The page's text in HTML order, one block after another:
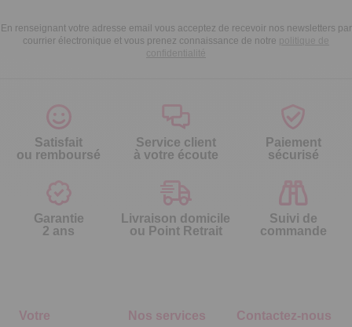
En renseignant votre adresse email vous acceptez de recevoir nos newsletters par
courrier électronique et vous prenez connaissance de notre politique de
confidentialité
Satisfait
ou remboursé
Service client
à votre écoute
Paiement
sécurisé
Garantie
2 ans
Livraison domicile
ou Point Retrait
Suivi de
commande
Votre
Nos services Contactez-nous